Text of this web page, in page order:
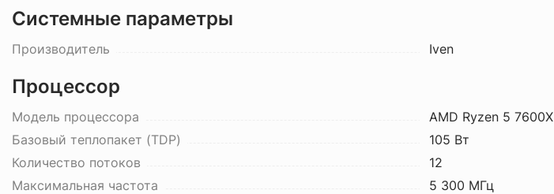
Системные параметры
Производитель Iven
Процессор
Модель процессора
AMD Ryzen 5 7600X
Базовый теплопакет (TDP)
105 Вт
Количество потоков
12
Максимальная частота
5 300 МГц